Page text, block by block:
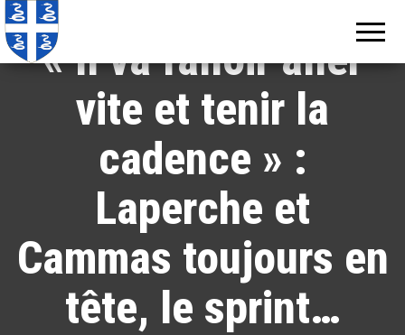
« Il va falloir aller
vite et tenir la
cadence » :
Laperche et
Cammas toujours en
tête, le sprint…